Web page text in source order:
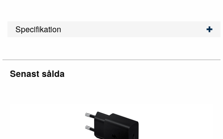
Specifikation
Senast sålda